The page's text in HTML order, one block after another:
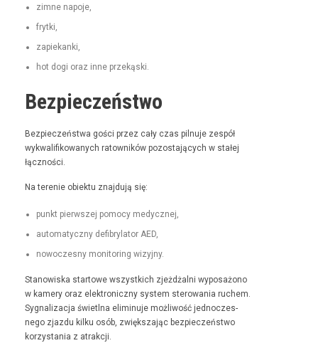
zimne napo­je,
fry­t­ki,
zapiekan­ki,
hot dogi oraz inne przekąski.
Bezpieczeństwo
Bez­pieczeńst­wa goś­ci przez cały czas pil­nu­je zespół
wyk­wal­i­fikowanych ratown­ików pozosta­ją­cych w stałej
łączności.
Na tere­nie obiek­tu zna­j­du­ją się:
punkt pier­wszej pomo­cy medycznej,
automaty­czny defi­bry­la­tor AED,
nowoczes­ny mon­i­tor­ing wizyjny.
Stanowiska star­towe wszys­t­kich zjeżdżal­ni wyposażono
w kamery oraz elek­tron­iczny sys­tem sterowa­nia ruchem.
Syg­nal­iza­c­ja świ­etl­na elimin­u­je możli­wość jed­noczes­
nego zjaz­du kilku osób, zwięk­sza­jąc bez­pieczeńst­wo
korzys­ta­nia z atrakcji.